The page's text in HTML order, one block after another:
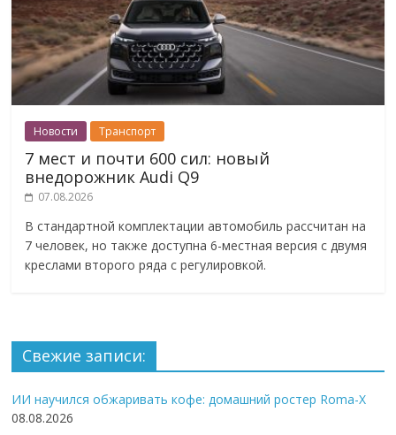
Новости Транспорт
7 мест и почти 600 сил: новый
внедорожник Audi Q9
07.08.2026
В стандартной комплектации автомобиль рассчитан на
7 человек, но также доступна 6-местная версия с двумя
креслами второго ряда с регулировкой.
Свежие записи:
ИИ научился обжаривать кофе: домашний ростер Roma-X
08.08.2026